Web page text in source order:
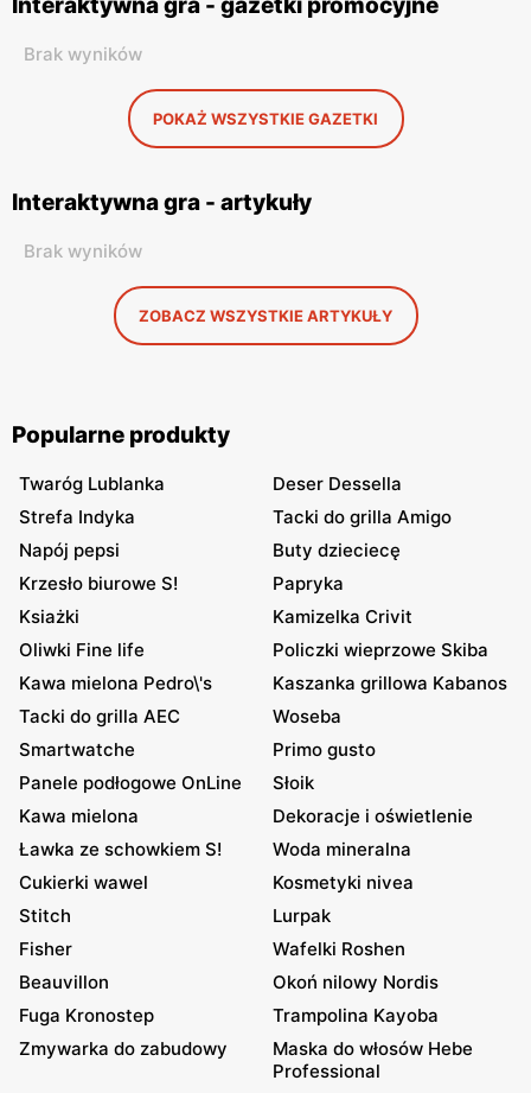
Brak wyników
POKAŻ WSZYSTKIE GAZETKI
Interaktywna gra - artykuły
Brak wyników
ZOBACZ WSZYSTKIE ARTYKUŁY
Popularne produkty
Twaróg Lublanka
Deser Dessella
Strefa Indyka
Tacki do grilla Amigo
Napój pepsi
Buty dzieciecę
Krzesło biurowe S!
Papryka
Ksiażki
Kamizelka Crivit
Oliwki Fine life
Policzki wieprzowe Skiba
Kawa mielona Pedro\'s
Kaszanka grillowa Kabanos
Tacki do grilla AEC
Woseba
Smartwatche
Primo gusto
Panele podłogowe OnLine
Słoik
Kawa mielona
Dekoracje i oświetlenie
Ławka ze schowkiem S!
Woda mineralna
Cukierki wawel
Kosmetyki nivea
Stitch
Lurpak
Fisher
Wafelki Roshen
Beauvillon
Okoń nilowy Nordis
Fuga Kronostep
Trampolina Kayoba
Zmywarka do zabudowy
Maska do włosów Hebe
Professional